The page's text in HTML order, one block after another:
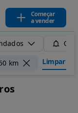
Começar
a vender
km Limpar